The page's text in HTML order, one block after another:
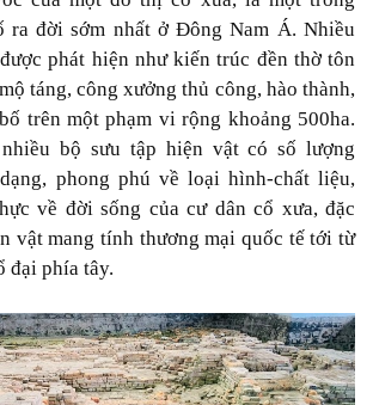
ra đời sớm nhất ở Đông Nam Á. Nhiều
phát hiện như kiến trúc đền thờ tôn
táng, công xưởng thủ công, hào thành,
trên một phạm vi rộng khoảng 500ha.
bộ sưu tập hiện vật có số lượng
phong phú về loại hình-chất liệu,
về đời sống của cư dân cổ xưa, đặc
vật mang tính thương mại quốc tế tới từ
đại phía tây.